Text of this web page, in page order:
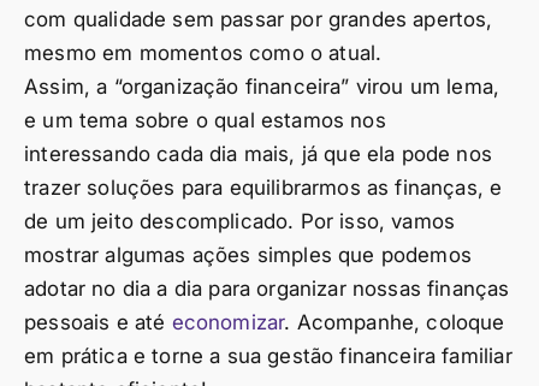
com qualidade sem passar por grandes apertos,
mesmo em momentos como o atual.
Assim, a “organização financeira” virou um lema,
e um tema sobre o qual estamos nos
interessando cada dia mais, já que ela pode nos
trazer soluções para equilibrarmos as finanças, e
de um jeito descomplicado. Por isso, vamos
mostrar algumas ações simples que podemos
adotar no dia a dia para organizar nossas finanças
pessoais e até economizar. Acompanhe, coloque
em prática e torne a sua gestão financeira familiar